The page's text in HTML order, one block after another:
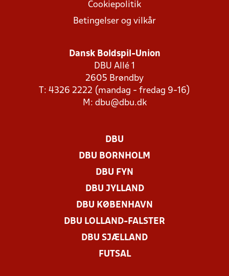
Cookiepolitik
Betingelser og vilkår
Dansk Boldspil-Union
DBU Allé 1
2605 Brøndby
T: 4326 2222 (mandag - fredag 9-16)
M: dbu@dbu.dk
DBU
DBU BORNHOLM
DBU FYN
DBU JYLLAND
DBU KØBENHAVN
DBU LOLLAND-FALSTER
DBU SJÆLLAND
FUTSAL